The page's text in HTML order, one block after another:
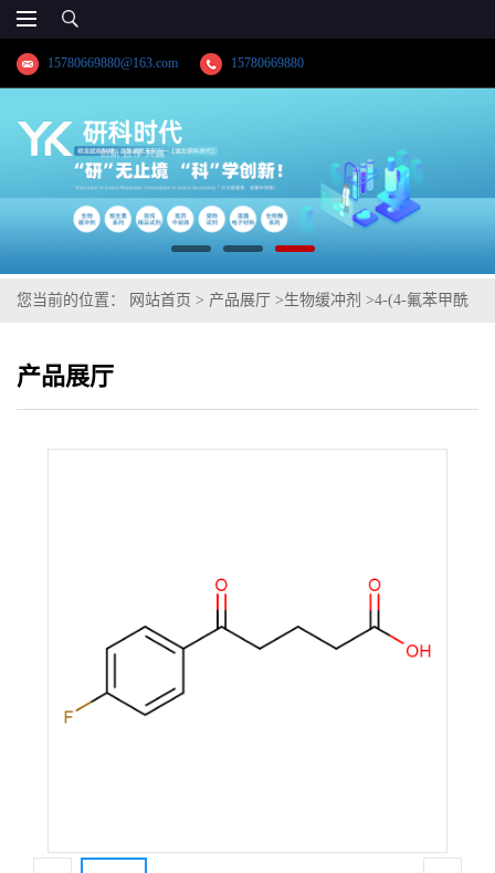
15780669880@163.com 15780669880
您当前的位置： 网站首页 > 产品展厅 >生物缓冲剂 >4-(4-氟苯甲酰
产品展厅